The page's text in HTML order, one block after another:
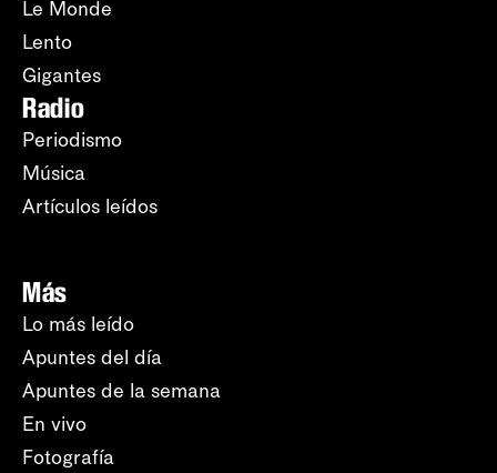
Le Monde
Lento
Gigantes
Radio
Periodismo
Música
Artículos leídos
Más
Lo más leído
Apuntes del día
Apuntes de la semana
En vivo
Fotografía